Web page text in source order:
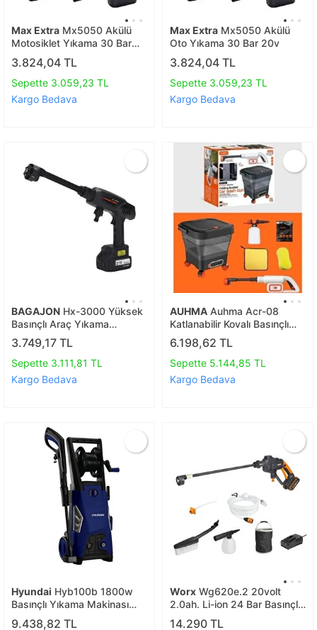
Max Extra Mx5050 Akülü
Motosiklet Yıkama 30 Bar
20v
3.824,04 TL
Sepette 3.059,23 TL
Kargo Bedava
Max Extra Mx5050 Akülü
Oto Yıkama 30 Bar 20v
3.824,04 TL
Sepette 3.059,23 TL
Kargo Bedava
BAGAJON Hx-3000 Yüksek
Basınçlı Araç Yıkama
Makinesi 260psi 18.500rpm
4000mah Çift Batarya
Yıkama Tabancası
3.749,17 TL
Sepette 3.111,81 TL
Kargo Bedava
AUHMA Auhma Acr-08
Katlanabilir Kovalı Basınçlı
Araç Yıkama Makinesi |
20.000 Mah Batarya | 335
Psı Güç | 16 Bar
6.198,62 TL
Sepette 5.144,85 TL
Kargo Bedava
Hyundai Hyb100b 1800w
Basınçlı Yıkama Makinası
140 Bar
9.438,82 TL
Worx Wg620e.2 20volt
2.0ah. Li-ion 24 Bar Basınçlı
Yıkama Tabancası + 4 Parça
14.290 TL